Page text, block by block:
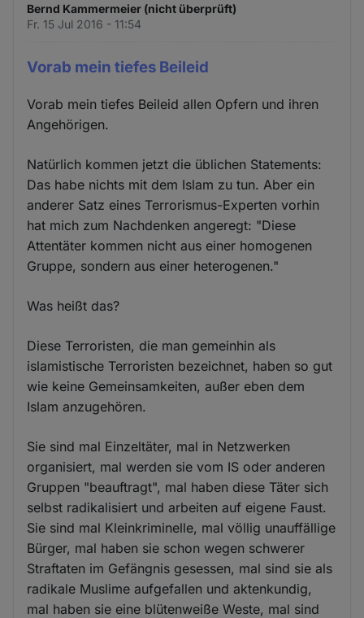
Bernd Kammermeier (nicht überprüft)
Fr. 15 Jul 2016 - 11:54
Vorab mein tiefes Beileid
Vorab mein tiefes Beileid allen Opfern und ihren
Angehörigen.
Natürlich kommen jetzt die üblichen Statements:
Das habe nichts mit dem Islam zu tun. Aber ein
anderer Satz eines Terrorismus-Experten vorhin
hat mich zum Nachdenken angeregt: "Diese
Attentäter kommen nicht aus einer homogenen
Gruppe, sondern aus einer heterogenen."
Was heißt das?
Diese Terroristen, die man gemeinhin als
islamistische Terroristen bezeichnet, haben so gut
wie keine Gemeinsamkeiten, außer eben dem
Islam anzugehören.
Sie sind mal Einzeltäter, mal in Netzwerken
organisiert, mal werden sie vom IS oder anderen
Gruppen "beauftragt", mal haben diese Täter sich
selbst radikalisiert und arbeiten auf eigene Faust.
Sie sind mal Kleinkriminelle, mal völlig unauffällige
Bürger, mal haben sie schon wegen schwerer
Straftaten im Gefängnis gesessen, mal sind sie als
radikale Muslime aufgefallen und aktenkundig,
mal haben sie eine blütenweiße Weste, mal sind